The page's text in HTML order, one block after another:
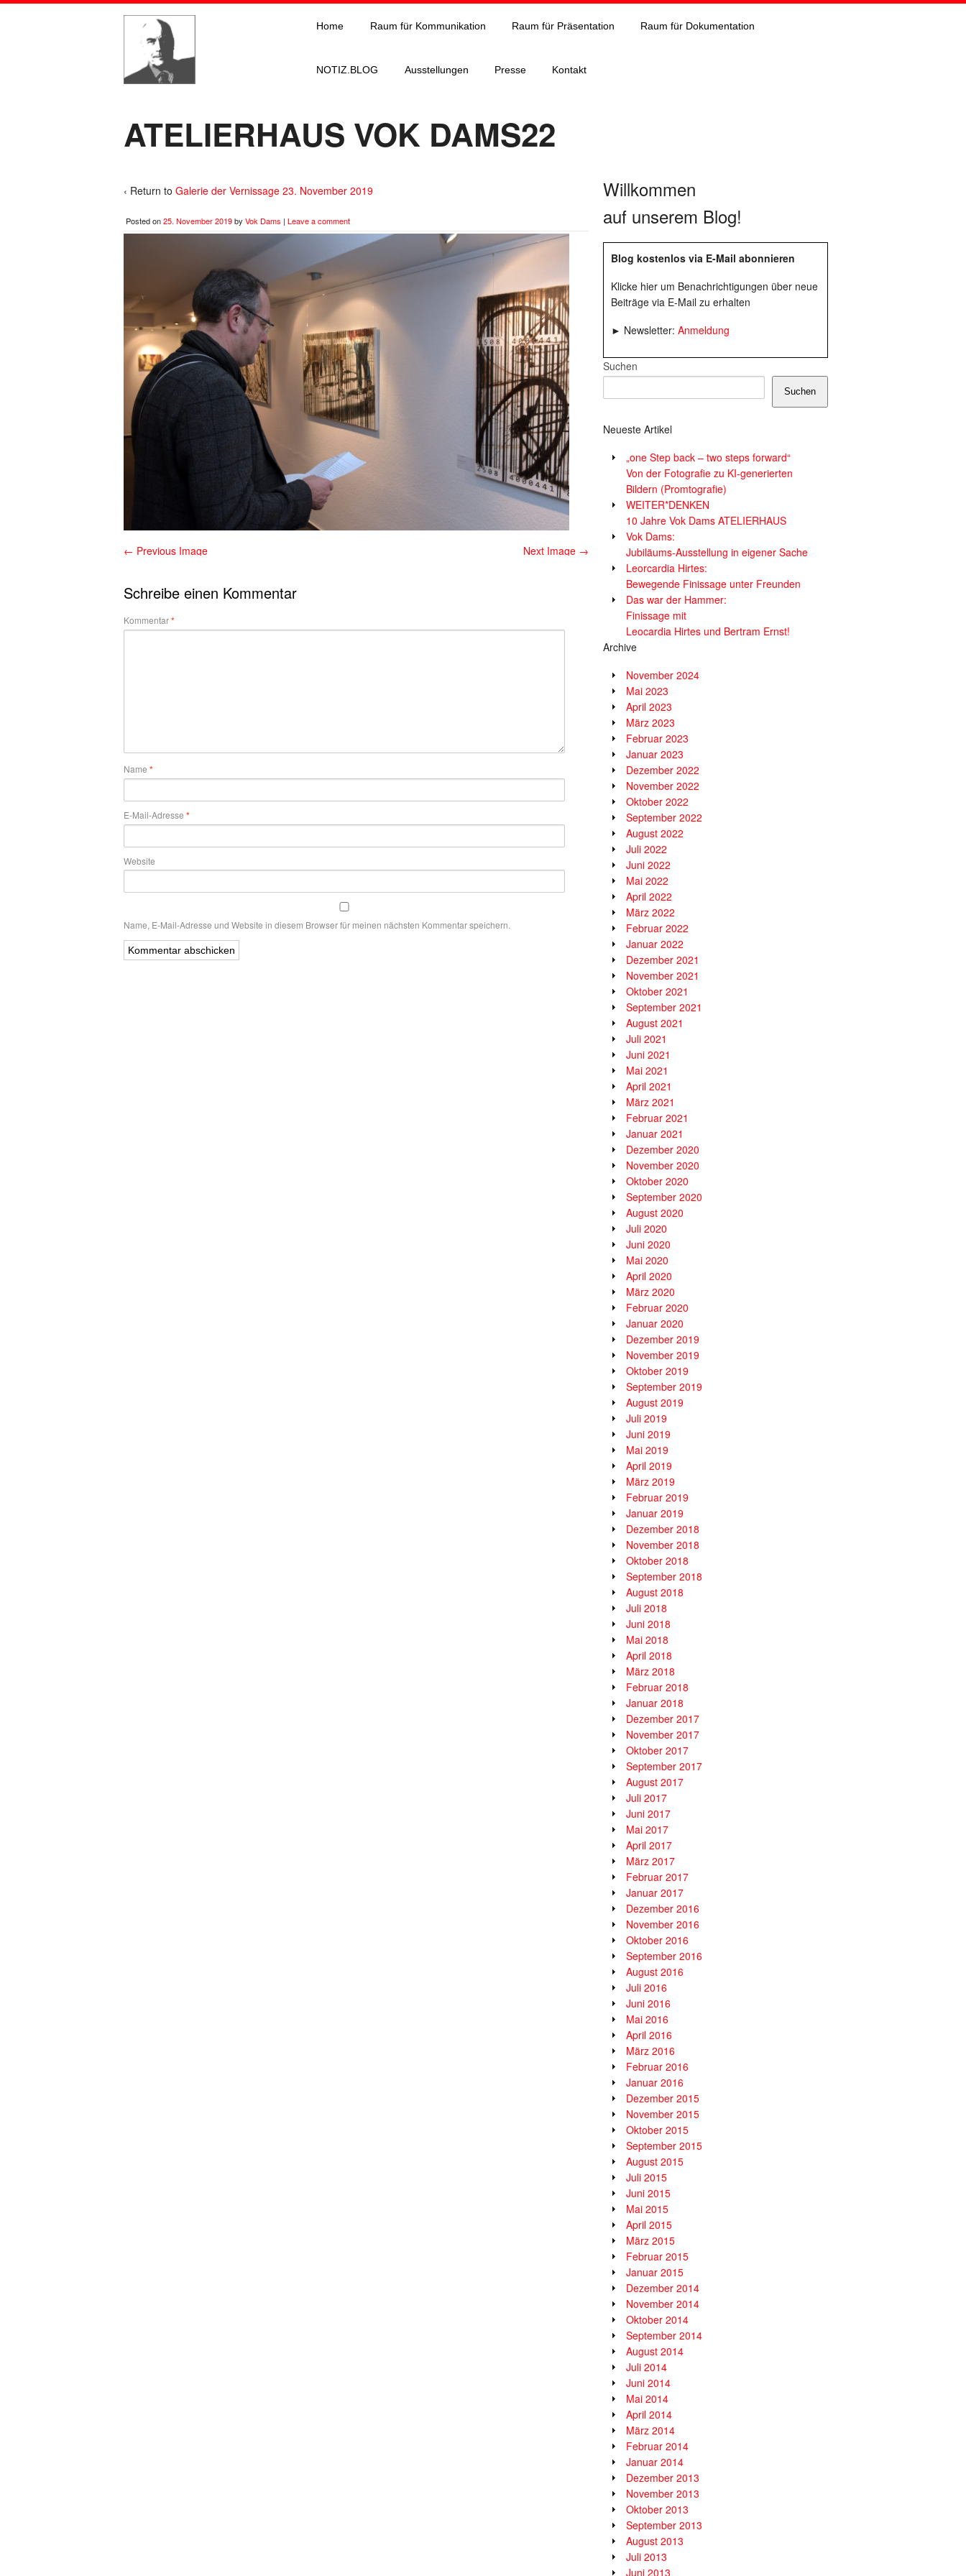
Home Raum für Kommunikation Raum für Präsentation Raum für Dokumentation
NOTIZ.BLOG Ausstellungen Presse Kontakt
ATELIERHAUS VOK DAMS22
‹ Return to Galerie der Vernissage 23. November 2019
Posted on25. November 2019by Vok Dams | Leave a comment
← Previous Image Next Image →
Schreibe einen Kommentar
Kommentar*
Name *
E-Mail-Adresse *
Website
Name, E-Mail-Adresse und Website in diesem Browser für meinen nächsten Kommentar speichern.
Willkommen
auf unserem Blog!
Blog kostenlos via E-Mail abonnieren
Klicke hier um Benachrichtigungen über neue
Beiträge via E-Mail zu erhalten
► Newsletter: Anmeldung
Suchen
Suchen
Neueste Artikel
„one Step back – two steps forward“
Von der Fotografie zu KI-generierten
Bildern (Promtografie)
WEITER*DENKEN
10 Jahre Vok Dams ATELIERHAUS
Vok Dams:
Jubiläums-Ausstellung in eigener Sache
Leorcardia Hirtes:
Bewegende Finissage unter Freunden
Das war der Hammer:
Finissage mit
Leocardia Hirtes und Bertram Ernst!
Archive
November 2024
Mai 2023
April 2023
März 2023
Februar 2023
Januar 2023
Dezember 2022
November 2022
Oktober 2022
September 2022
August 2022
Juli 2022
Juni 2022
Mai 2022
April 2022
März 2022
Februar 2022
Januar 2022
Dezember 2021
November 2021
Oktober 2021
September 2021
August 2021
Juli 2021
Juni 2021
Mai 2021
April 2021
März 2021
Februar 2021
Januar 2021
Dezember 2020
November 2020
Oktober 2020
September 2020
August 2020
Juli 2020
Juni 2020
Mai 2020
April 2020
März 2020
Februar 2020
Januar 2020
Dezember 2019
November 2019
Oktober 2019
September 2019
August 2019
Juli 2019
Juni 2019
Mai 2019
April 2019
März 2019
Februar 2019
Januar 2019
Dezember 2018
November 2018
Oktober 2018
September 2018
August 2018
Juli 2018
Juni 2018
Mai 2018
April 2018
März 2018
Februar 2018
Januar 2018
Dezember 2017
November 2017
Oktober 2017
September 2017
August 2017
Juli 2017
Juni 2017
Mai 2017
April 2017
März 2017
Februar 2017
Januar 2017
Dezember 2016
November 2016
Oktober 2016
September 2016
August 2016
Juli 2016
Juni 2016
Mai 2016
April 2016
März 2016
Februar 2016
Januar 2016
Dezember 2015
November 2015
Oktober 2015
September 2015
August 2015
Juli 2015
Juni 2015
Mai 2015
April 2015
März 2015
Februar 2015
Januar 2015
Dezember 2014
November 2014
Oktober 2014
September 2014
August 2014
Juli 2014
Juni 2014
Mai 2014
April 2014
März 2014
Februar 2014
Januar 2014
Dezember 2013
November 2013
Oktober 2013
September 2013
August 2013
Juli 2013
Juni 2013